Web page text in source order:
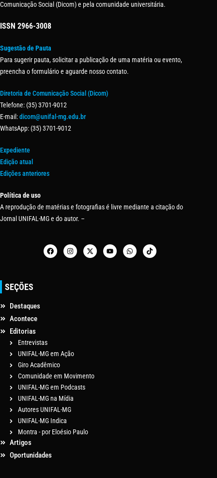
Comunicação Social (Dicom) e pela comunidade universitária.
ISSN 2966-3008
Sugestão de Pauta
Para sugerir pauta, solicitar a publicação de uma matéria ou evento,
preencha o formulário e aguarde nosso contato.
Diretoria de Comunicação Social (Dicom)
Telefone: (35) 3701-9012
E-mail:dicom@unifal-mg.edu.br
WhatsApp: (35) 3701-9012
Expediente
Edição atual
Edições anteriores
Política de uso
A reprodução de matérias e fotografias é livre mediante a citação do
Jornal UNIFAL-MG e do autor. –
SEÇÕES
Destaques
Acontece
Editorias
Entrevistas
UNIFAL-MG em Ação
Giro Acadêmico
Comunidade em Movimento
UNIFAL-MG em Podcasts
UNIFAL-MG na Mídia
Autores UNIFAL-MG
UNIFAL-MG Indica
Montra - por Eloésio Paulo
Artigos
Oportunidades